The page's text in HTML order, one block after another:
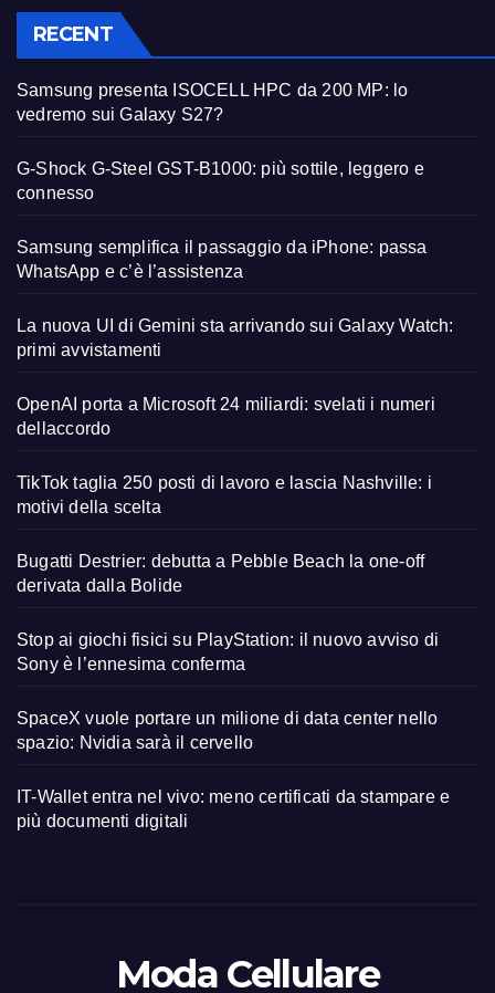
RECENT
Samsung presenta ISOCELL HPC da 200 MP: lo
vedremo sui Galaxy S27?
G-Shock G-Steel GST-B1000: più sottile, leggero e
connesso
Samsung semplifica il passaggio da iPhone: passa
WhatsApp e c’è l’assistenza
La nuova UI di Gemini sta arrivando sui Galaxy Watch:
primi avvistamenti
OpenAI porta a Microsoft 24 miliardi: svelati i numeri
dellaccordo
TikTok taglia 250 posti di lavoro e lascia Nashville: i
motivi della scelta
Bugatti Destrier: debutta a Pebble Beach la one-off
derivata dalla Bolide
Stop ai giochi fisici su PlayStation: il nuovo avviso di
Sony è l’ennesima conferma
SpaceX vuole portare un milione di data center nello
spazio: Nvidia sarà il cervello
IT-Wallet entra nel vivo: meno certificati da stampare e
più documenti digitali
Moda Cellulare